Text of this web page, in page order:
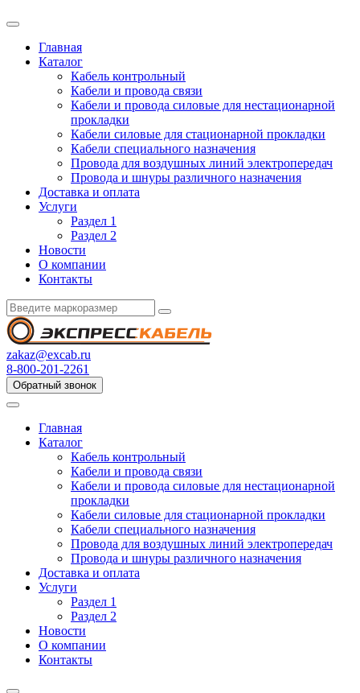
Главная
Каталог
Кабель контрольный
Кабели и провода связи
Кабели и провода силовые для нестационарной
прокладки
Кабели силовые для стационарной прокладки
Кабели специального назначения
Провода для воздушных линий электропередач
Провода и шнуры различного назначения
Доставка и оплата
Услуги
Раздел 1
Раздел 2
Новости
О компании
Контакты
zakaz@excab.ru
8-800-201-2261
Обратный звонок
Главная
Каталог
Кабель контрольный
Кабели и провода связи
Кабели и провода силовые для нестационарной
прокладки
Кабели силовые для стационарной прокладки
Кабели специального назначения
Провода для воздушных линий электропередач
Провода и шнуры различного назначения
Доставка и оплата
Услуги
Раздел 1
Раздел 2
Новости
О компании
Контакты